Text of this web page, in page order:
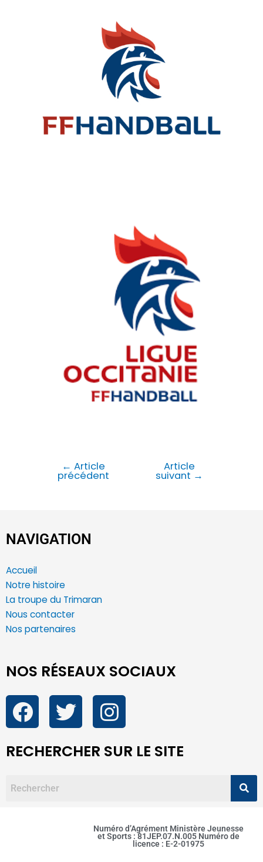
← Article
précédent
Article
suivant →
NAVIGATION
Accueil
Notre histoire
La troupe du Trimaran
Nous contacter
Nos partenaires
NOS RÉSEAUX SOCIAUX
RECHERCHER SUR LE SITE
Numéro d’Agrément Ministère Jeunesse
et Sports : 81JEP.07.N.005 Numéro de
licence : E-2-01975